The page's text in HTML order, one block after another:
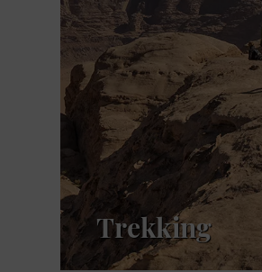
Trekking